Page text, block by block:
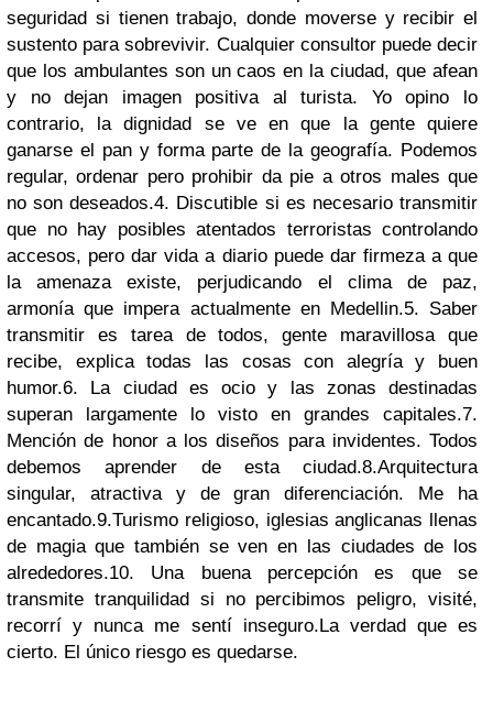
seguridad si tienen trabajo, donde moverse y recibir el
sustento para sobrevivir. Cualquier consultor puede decir
que los ambulantes son un caos en la ciudad, que afean
y no dejan imagen positiva al turista. Yo opino lo
contrario, la dignidad se ve en que la gente quiere
ganarse el pan y forma parte de la geografía. Podemos
regular, ordenar pero prohibir da pie a otros males que
no son deseados.4. Discutible si es necesario transmitir
que no hay posibles atentados terroristas controlando
accesos, pero dar vida a diario puede dar firmeza a que
la amenaza existe, perjudicando el clima de paz,
armonía que impera actualmente en Medellin.5. Saber
transmitir es tarea de todos, gente maravillosa que
recibe, explica todas las cosas con alegría y buen
humor.6. La ciudad es ocio y las zonas destinadas
superan largamente lo visto en grandes capitales.7.
Mención de honor a los diseños para invidentes. Todos
debemos aprender de esta ciudad.8.Arquitectura
singular, atractiva y de gran diferenciación. Me ha
encantado.9.Turismo religioso, iglesias anglicanas llenas
de magia que también se ven en las ciudades de los
alrededores.10. Una buena percepción es que se
transmite tranquilidad si no percibimos peligro, visité,
recorrí y nunca me sentí inseguro.La verdad que es
cierto. El único riesgo es quedarse.